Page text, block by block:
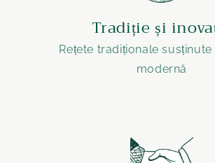
Tradiție și
Rețete tradiționale susținute
modernă